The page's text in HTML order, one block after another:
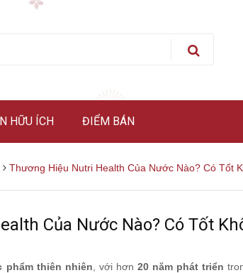
HỮU ÍCH ĐIỂM BÁN
Thương Hiệu Nutri Health Của Nước Nào? Có Tốt
Của Nước Nào? Có Tốt
thiên nhiên , với hơn 20 năm phát triển